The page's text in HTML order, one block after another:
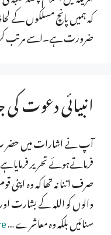
کہ ہمیں پانچ مسلکوں کے
ضرورت ہے۔اسے مرتب
انبیائی دعوت
آپ نے اشارات میں حضر
صرف اتنا نہ تھا کہ وہ
والوں کو اللہ کے بشارت
سنائیں بلکہ وہ معاشرے …